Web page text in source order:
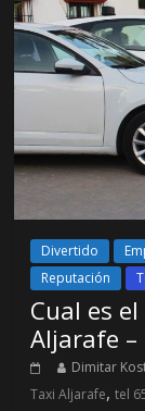
Divertido
Reputación
Cual es
Aljarafe –
Dimitar
Taxi Aljarafe,tel